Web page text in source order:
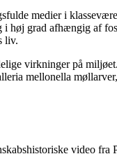
medier i
i høj grad afhængig af
liv.
virkninger på
mellonella
video fra